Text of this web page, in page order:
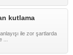
kutlama
ile zor şartlarda